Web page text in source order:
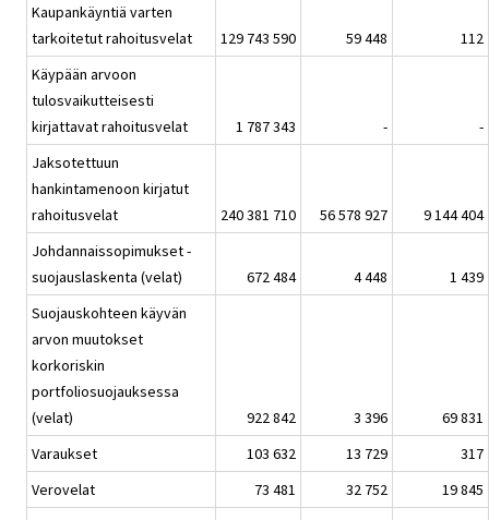
Kaupankäyntiä varten
tarkoitetut rahoitusvelat
129 743 590 59 448
112
Käypään arvoon
tulosvaikutteisesti
kirjattavat rahoitusvelat
1 787 343 -
-
Jaksotettuun
hankintamenoon kirjatut
rahoitusvelat
240 381 710 56 578 927
9 144 404
Johdannaissopimukset -
suojauslaskenta (velat)
672 484 4 448
1 439
Suojauskohteen käyvän
arvon muutokset
korkoriskin
portfoliosuojauksessa
(velat)
922 842 3 396
69 831
Varaukset
103 632 13 729
317
Verovelat
73 481 32 752
19 845